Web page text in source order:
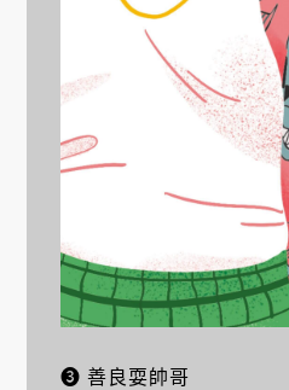
❸ 善良耍帥哥